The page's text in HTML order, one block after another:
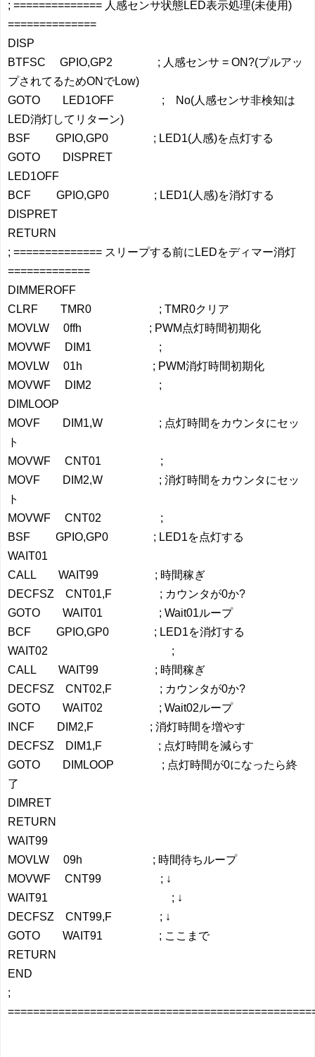
; ============== 人感センサ状態LED表示処理(未使用)
==============
DISP
BTFSC GPIO,GP2 ; 人感センサ = ON?(プルアッ
プされてるためONでLow)
GOTO LED1OFF ; No(人感センサ非検知は
LED消灯してリターン)
BSF GPIO,GP0 ; LED1(人感)を点灯する
GOTO DISPRET
LED1OFF
BCF GPIO,GP0 ; LED1(人感)を消灯する
DISPRET
RETURN
; ============== スリープする前にLEDをディマー消灯
=============
DIMMEROFF
CLRF TMR0 ; TMR0クリア
MOVLW 0ffh ; PWM点灯時間初期化
MOVWF DIM1 ;
MOVLW 01h ; PWM消灯時間初期化
MOVWF DIM2 ;
DIMLOOP
MOVF DIM1,W ; 点灯時間をカウンタにセッ
ト
MOVWF CNT01 ;
MOVF DIM2,W ; 消灯時間をカウンタにセッ
ト
MOVWF CNT02 ;
BSF GPIO,GP0 ; LED1を点灯する
WAIT01
CALL WAIT99 ; 時間稼ぎ
DECFSZ CNT01,F ; カウンタが0か?
GOTO WAIT01 ; Wait01ループ
BCF GPIO,GP0 ; LED1を消灯する
WAIT02 ;
CALL WAIT99 ; 時間稼ぎ
DECFSZ CNT02,F ; カウンタが0か?
GOTO WAIT02 ; Wait02ループ
INCF DIM2,F ; 消灯時間を増やす
DECFSZ DIM1,F ; 点灯時間を減らす
GOTO DIMLOOP ; 点灯時間が0になったら終
了
DIMRET
RETURN
WAIT99
MOVLW 09h ; 時間待ちループ
MOVWF CNT99 ; ↓
WAIT91 ; ↓
DECFSZ CNT99,F ; ↓
GOTO WAIT91 ; ここまで
RETURN
END
;